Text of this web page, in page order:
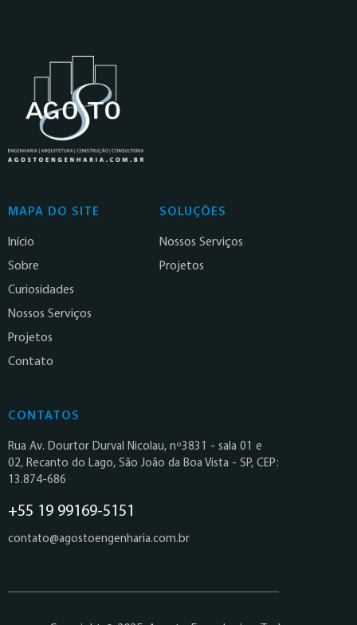
MAPA DO SITE
Início
Sobre
Curiosidades
Nossos Serviços
Projetos
Contato
SOLUÇÕES
Nossos Serviços
Projetos
CONTATOS
Rua Av. Dourtor Durval Nicolau, nº3831 - sala 01 e
02, Recanto do Lago, São João da Boa Vista - SP, CEP:
13.874-686
+55 19 99169-5151
contato@agostoengenharia.com.br